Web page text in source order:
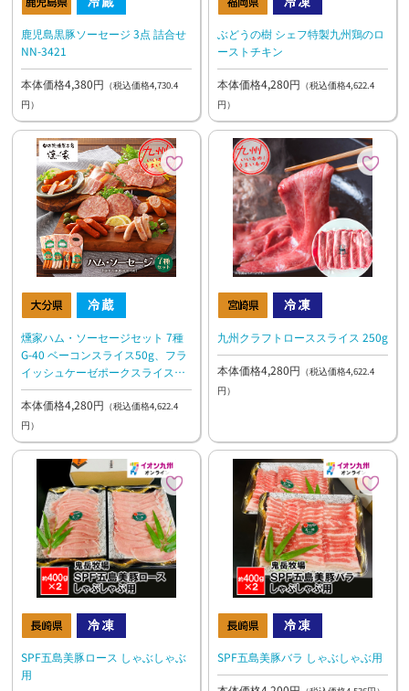
鹿児島黒豚ソーセージ 3点 詰合せ
NN-3421
本体価格4,380円 （税込価格4,730.4
円）
ぶどうの樹 シェフ特製九州鶏のロ
ーストチキン
本体価格4,280円 （税込価格4,622.4
円）
燻家ハム・ソーセージセット 7種
G-40 ベーコンスライス50g、フラ
イッシュケーゼポークスライス
48g、ホワイトソーセージ68g、辛
口ポークウインナー68g、チキン
＆ポークフランク110g、スモーク
チキン(ササミ)60g、カイザーステ
ーキ60g
本体価格4,280円 （税込価格4,622.4
円）
九州クラフトローススライス 250g
本体価格4,280円 （税込価格4,622.4
円）
SPF五島美豚ロース しゃぶしゃぶ
用
SPF五島美豚バラ しゃぶしゃぶ用